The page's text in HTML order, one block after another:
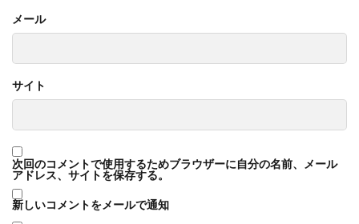
メール
サイト
次回のコメントで使用するためブラウザーに自分の名前、メール
アドレス、サイトを保存する。
新しいコメントをメールで通知